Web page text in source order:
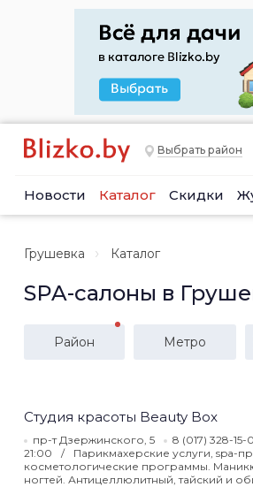
Выбрать район
Новости Каталог Скидки
Грушевка Каталог
SPA-салоны в
Район Метро
Студия красоты Beauty Box
пр-т Дзержинского, 5 8 (017) 328-15-
21:00
Парикмахерские услуги, spa-
косметологические программы.
ногтей. Антицеллюлитный, тайский и